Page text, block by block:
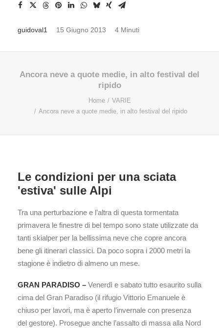
guidoval1 15 Giugno 2013 4 Minuti
Ancora neve a quote medie, in alto festival del
ripido
Home
VARIE
Ancora neve a quote medie, in alto festival del ripido
Le condizioni per una sciata
'estiva' sulle Alpi
Tra una perturbazione e l’altra di questa tormentata
primavera le finestre di bel tempo sono state utilizzate da
tanti skialper per la bellissima neve che copre ancora
bene gli itinerari classici. Da poco sopra i 2000 metri la
stagione è indietro di almeno un mese.
GRAN PARADISO – Venerdì e sabato tutto esaurito sulla
cima del Gran Paradiso (il rifugio Vittorio Emanuele è
chiuso per lavori, ma è aperto l’invernale con presenza
del gestore). Prosegue anche l’assalto di massa alla Nord